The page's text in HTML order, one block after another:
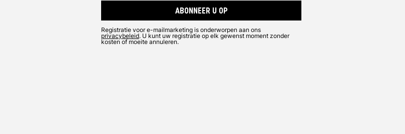
ABONNEER U OP
Registratie voor e-mailmarketing is onderworpen aan ons
privacybeleid. U kunt uw registratie op elk gewenst moment zonder
kosten of moeite annuleren.